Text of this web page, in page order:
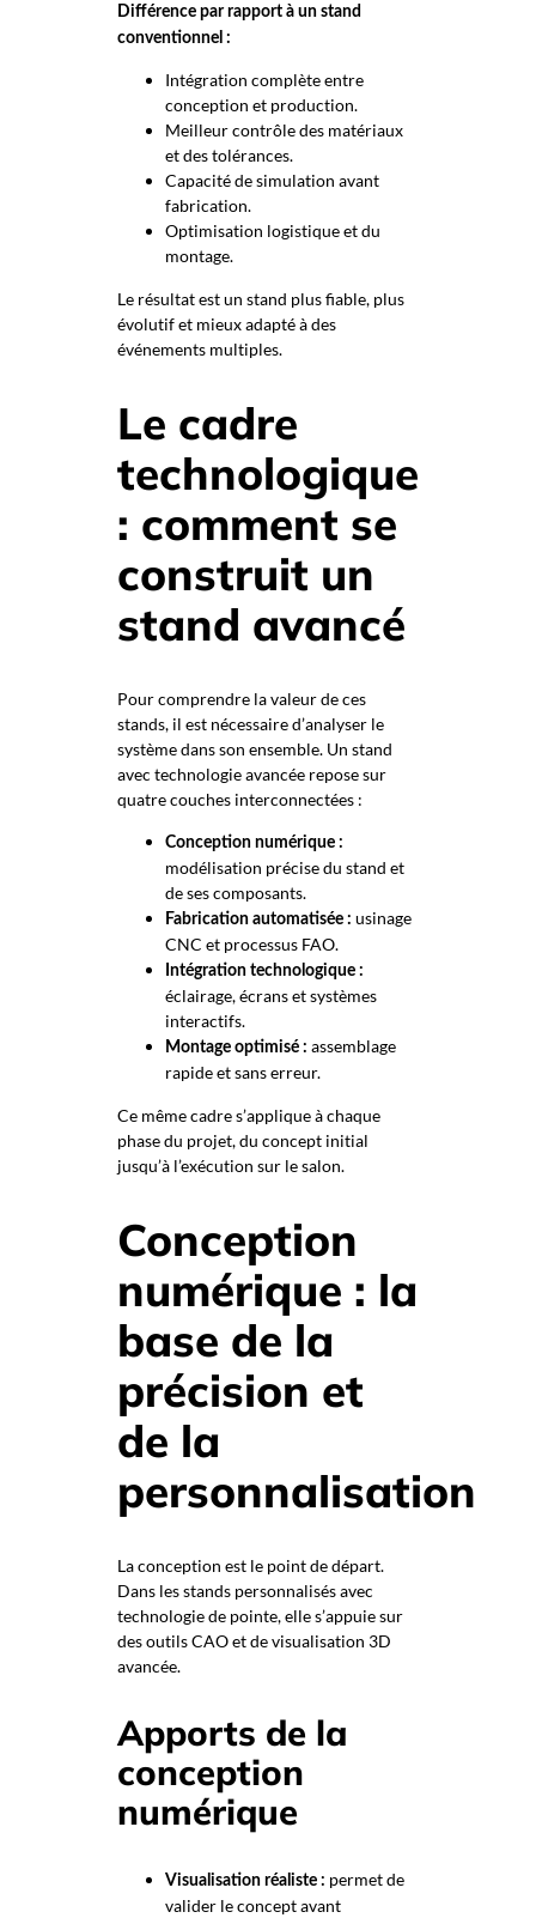
Différence par rapport à un stand
conventionnel :
Intégration complète entre
conception et production.
Meilleur contrôle des matériaux
et des tolérances.
Capacité de simulation avant
fabrication.
Optimisation logistique et du
montage.
Le résultat est un stand plus fiable, plus
évolutif et mieux adapté à des
événements multiples.
Le cadre
technologique
: comment se
construit un
stand avancé
Pour comprendre la valeur de ces
stands, il est nécessaire d’analyser le
système dans son ensemble. Un stand
avec technologie avancée repose sur
quatre couches interconnectées :
Conception numérique :
modélisation précise du stand et
de ses composants.
Fabrication automatisée : usinage
CNC et processus FAO.
Intégration technologique :
éclairage, écrans et systèmes
interactifs.
Montage optimisé : assemblage
rapide et sans erreur.
Ce même cadre s’applique à chaque
phase du projet, du concept initial
jusqu’à l’exécution sur le salon.
Conception
numérique : la
base de la
précision et
de la
personnalisation
La conception est le point de départ.
Dans les stands personnalisés avec
technologie de pointe, elle s’appuie sur
des outils CAO et de visualisation 3D
avancée.
Apports de la
conception
numérique
Visualisation réaliste : permet de
valider le concept avant